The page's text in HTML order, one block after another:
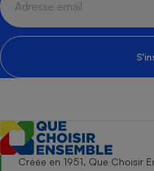
Créée en 1951, Que Choisir